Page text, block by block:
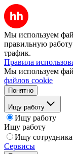
Мы используем
правильную работу
трафик.
Правила
Мы используем
файлов cookie
Понятно
Ищу работу
Ищу работу
Ищу работу
Ищу сотрудника
Сервисы